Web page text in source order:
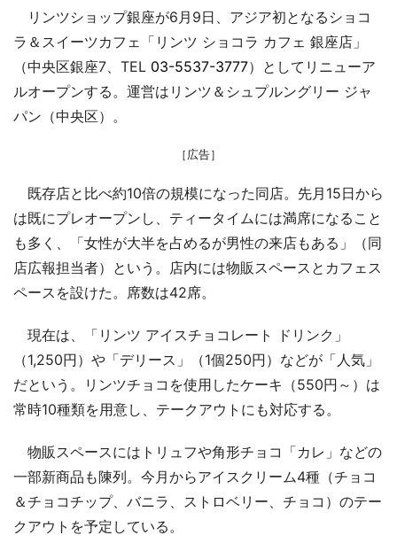
リンツショップ銀座が6月9日、アジア初となるショコ
ラ＆スイーツカフェ「リンツ ショコラ カフェ 銀座店」
（中央区銀座7、TEL 03-5537-3777）としてリニューア
ルオープンする。運営はリンツ＆シュプルングリー ジャ
パン（中央区）。
［広告］
既存店と比べ約10倍の規模になった同店。先月15日から
は既にプレオープンし、ティータイムには満席になること
も多く、「女性が大半を占めるが男性の来店もある」（同
店広報担当者）という。店内には物販スペースとカフェス
ペースを設けた。席数は42席。
現在は、「リンツ アイスチョコレート ドリンク」
（1,250円）や「デリース」（1個250円）などが「人気」
だという。リンツチョコを使用したケーキ（550円～）は
常時10種類を用意し、テークアウトにも対応する。
物販スペースにはトリュフや角形チョコ「カレ」などの
一部新商品も陳列。今月からアイスクリーム4種（チョコ
＆チョコチップ、バニラ、ストロベリー、チョコ）のテー
クアウトを予定している。